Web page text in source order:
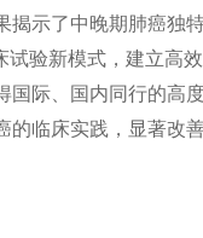
揭示了中晚期肺癌独
试验新模式，建立
国际、国内同行的高
的临床实践，显著改